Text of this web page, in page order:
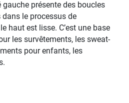
présente des boucles
le processus de
haut est lisse. C’est une base
les survêtements, les sweat-
pour enfants, les